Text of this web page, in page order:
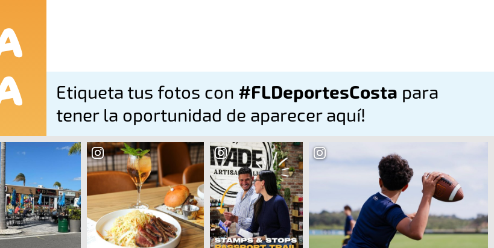
Etiqueta tus fotos con #FLDeportesCosta para
tener la oportunidad de aparecer aquí!